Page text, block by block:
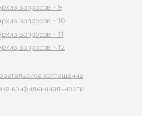
соглашение
конфиденциальности
вопросов - 9
вопросов - 10
вопросов - 11
вопросов - 12